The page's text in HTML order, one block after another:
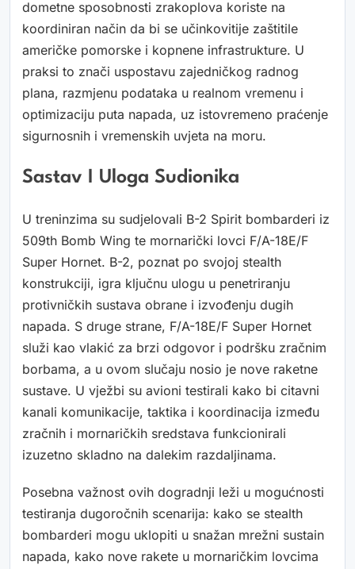
dometne sposobnosti zrakoplova koriste na
koordiniran način da bi se učinkovitije zaštitile
američke pomorske i kopnene infrastrukture. U
praksi to znači uspostavu zajedničkog radnog
plana, razmjenu podataka u realnom vremenu i
optimizaciju puta napada, uz istovremeno praćenje
sigurnosnih i vremenskih uvjeta na moru.
Sastav I Uloga Sudionika
U treninzima su sudjelovali B-2 Spirit bombarderi iz
509th Bomb Wing te mornarički lovci F/A-18E/F
Super Hornet. B-2, poznat po svojoj stealth
konstrukciji, igra ključnu ulogu u penetriranju
protivničkih sustava obrane i izvođenju dugih
napada. S druge strane, F/A-18E/F Super Hornet
služi kao vlakić za brzi odgovor i podršku zračnim
borbama, a u ovom slučaju nosio je nove raketne
sustave. U vježbi su avioni testirali kako bi citavni
kanali komunikacije, taktika i koordinacija između
zračnih i mornaričkih sredstava funkcionirali
izuzetno skladno na dalekim razdaljinama.
Posebna važnost ovih dogradnji leži u mogućnosti
testiranja dugoročnih scenarija: kako se stealth
bombarderi mogu uklopiti u snažan mrežni sustain
napada, kako nove rakete u mornaričkim lovcima